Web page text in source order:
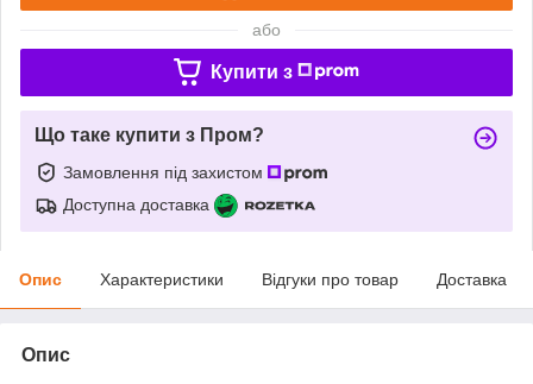
або
Купити з
Що таке купити з Пром?
Замовлення під захистом
Доступна доставка
Опис Характеристики Відгуки про товар Доставка
Опис